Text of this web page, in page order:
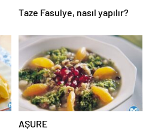
Taze Fasulye, nasıl yapılır?
AŞURE